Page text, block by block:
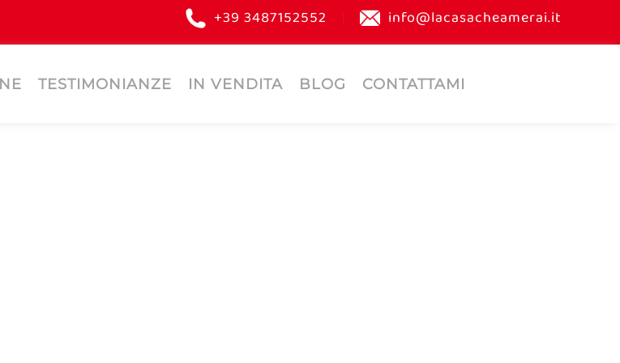
+39 3487152552 info@lacasacheamerai.it
TESTIMONIANZE IN VENDITA BLOG CONTATTAMI